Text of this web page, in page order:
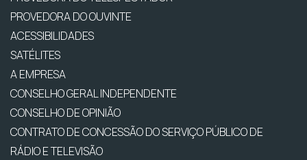
PROVEDORA DO OUVINTE
ACESSIBILIDADES
SATÉLITES
A EMPRESA
CONSELHO GERAL INDEPENDENTE
CONSELHO DE OPINIÃO
CONTRATO DE CONCESSÃO DO SERVIÇO PÚBLICO DE
RÁDIO E TELEVISÃO